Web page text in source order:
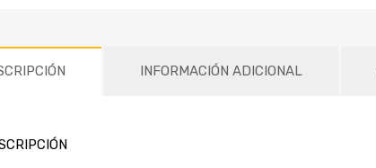
INFORMACIÓN ADICIONAL